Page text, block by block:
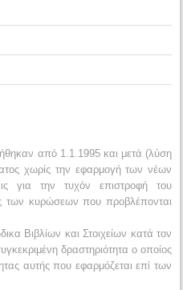
από 1.1.1995 και μετά (λύση
χωρίς την εφαρμογή των νέων
για την τυχόν
επιστροφή του
των κυρώσεων που προβλέπονται
Βιβλίων και Στοιχείων κατά τον
δραστηριότητα ο οποίος
αυτής που εφαρμόζεται επί των